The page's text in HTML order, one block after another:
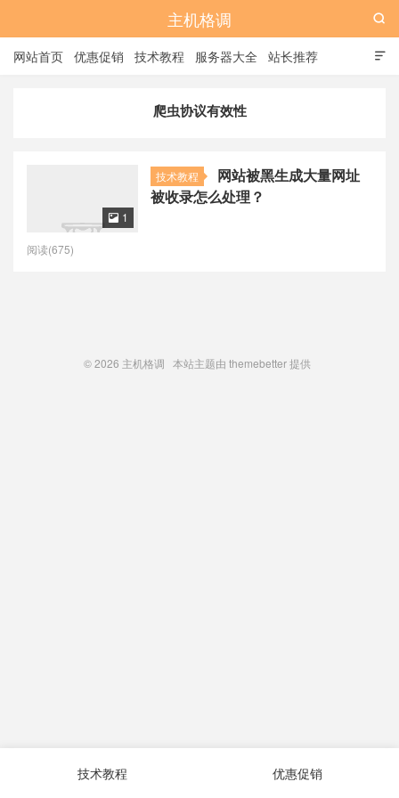
主机格调

网站首页 优惠促销 技术教程 服务器大全 站长推荐

爬虫协议有效性
技术教程
网站被黑生成大量网址
被收录怎么处理？
 1
阅读(675)
© 2026 主机格调 本站主题由 themebetter提供
技术教程 优惠促销